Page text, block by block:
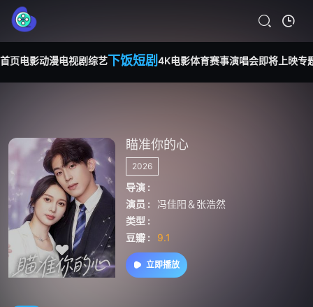
首页电影动漫电视剧综艺下饭短剧 4K电影体育赛事演唱会即将上映专
瞄准你的心
2026
导演 :
演员 :
冯佳阳＆张浩然
类型 :
豆瓣 :
9.1
立即播放